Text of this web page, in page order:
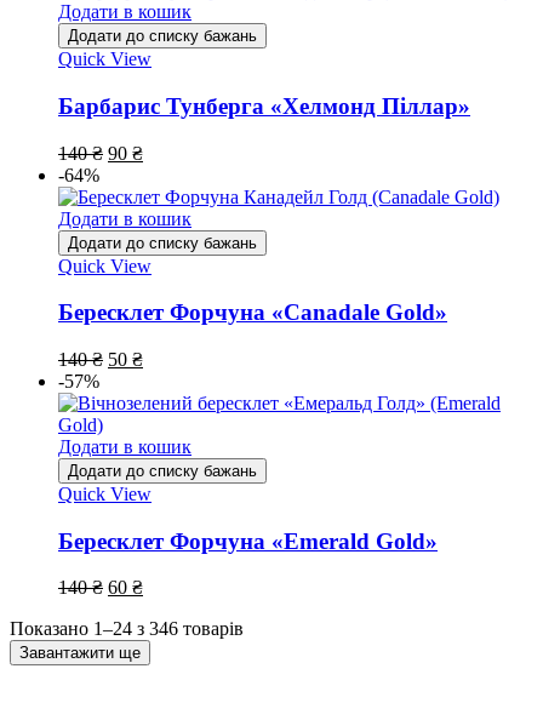
Додати в кошик
Додати до списку бажань
Quick View
Барбарис Тунберга «Хелмонд Піллар»
140₴ 90 ₴
-64%
Додати в кошик
Додати до списку бажань
Quick View
Бересклет Форчуна «Canadale Gold»
140₴ 50 ₴
-57%
Додати в кошик
Додати до списку бажань
Quick View
Бересклет Форчуна «Emerald Gold»
140₴ 60 ₴
Показано 1–24 з 346 товарів
Завантажити ще